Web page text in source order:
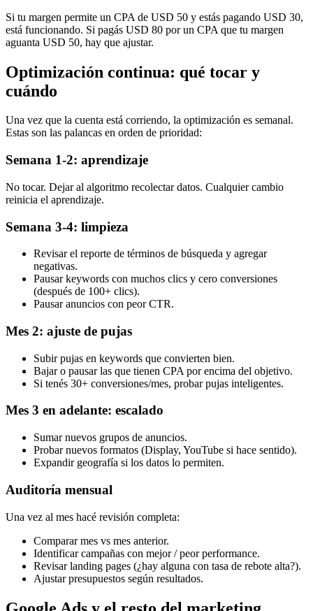
Si tu margen permite un CPA de USD 50 y estás pagando USD 30,
está funcionando. Si pagás USD 80 por un CPA que tu margen
aguanta USD 50, hay que ajustar.
Optimización continua: qué tocar y
cuándo
Una vez que la cuenta está corriendo, la optimización es semanal.
Estas son las palancas en orden de prioridad:
Semana 1-2: aprendizaje
No tocar. Dejar al algoritmo recolectar datos. Cualquier cambio
reinicia el aprendizaje.
Semana 3-4: limpieza
Revisar el reporte de términos de búsqueda y agregar
negativas.
Pausar keywords con muchos clics y cero conversiones
(después de 100+ clics).
Pausar anuncios con peor CTR.
Mes 2: ajuste de pujas
Subir pujas en keywords que convierten bien.
Bajar o pausar las que tienen CPA por encima del objetivo.
Si tenés 30+ conversiones/mes, probar pujas inteligentes.
Mes 3 en adelante: escalado
Sumar nuevos grupos de anuncios.
Probar nuevos formatos (Display, YouTube si hace sentido).
Expandir geografía si los datos lo permiten.
Auditoría mensual
Una vez al mes hacé revisión completa:
Comparar mes vs mes anterior.
Identificar campañas con mejor / peor performance.
Revisar landing pages (¿hay alguna con tasa de rebote alta?).
Ajustar presupuestos según resultados.